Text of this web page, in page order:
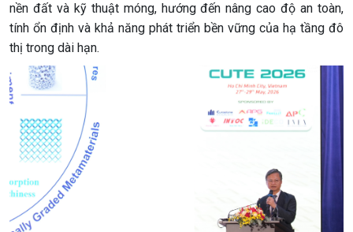
nền đất và kỹ thuật móng, hướng đến nâng cao độ an toàn,
tính ổn định và khả năng phát triển bền vững của hạ tầng đô
thị trong dài hạn.